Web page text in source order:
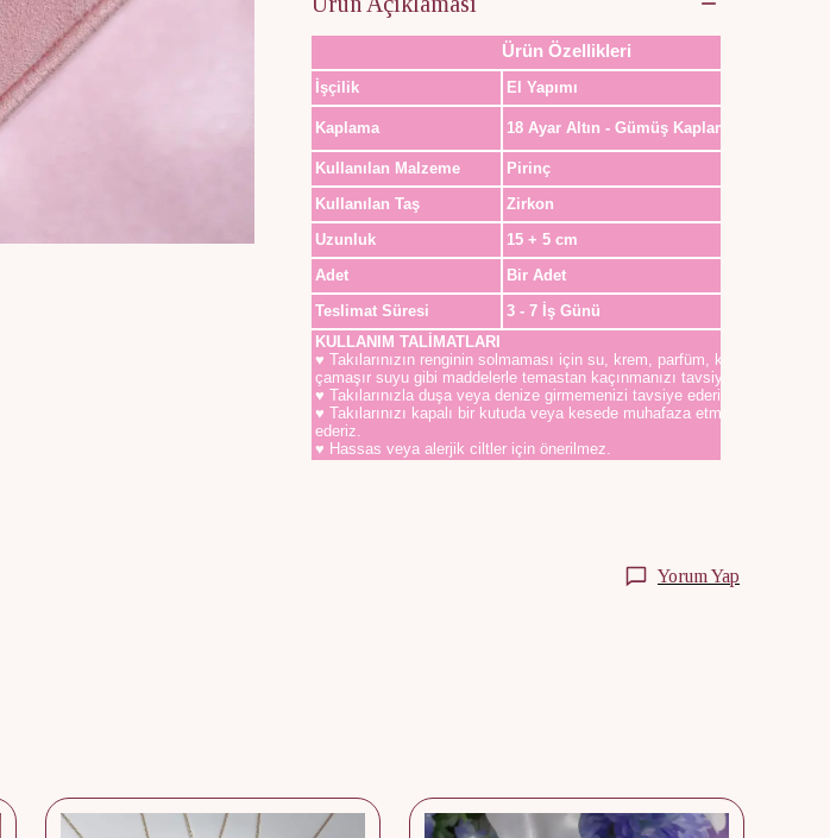
Ürün Özellikleri
İşçilik El Yapımı
Kaplama 18 Ayar Altın - Gümüş Kaplama
Kullanılan Malzeme
Pirinç
Kullanılan Taş
Zirkon
Uzunluk
15 + 5 cm
Adet
Bir Adet
Teslimat Süresi
3 - 7 İş Günü
KULLANIM TALİMATLARI
♥ Takılarınızın renginin solmaması için su, krem, parfüm, kolonya,
çamaşır suyu gibi maddelerle temastan kaçınmanızı tavsiye ederiz.
♥ Takılarınızla duşa veya denize girmemenizi tavsiye ederiz.
♥ Takılarınızı kapalı bir kutuda veya kesede muhafaza etmenizi tavsiye
ederiz.
♥ Hassas veya alerjik ciltler için önerilmez.
Yorum Yap